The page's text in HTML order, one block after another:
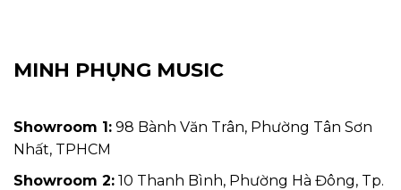
MINH PHỤNG MUSIC
Showroom 1: 98 Bành Văn Trân, Phường Tân Sơn
Nhất, TPHCM
Showroom 2: 10 Thanh Bình, Phường Hà Đông, Tp.